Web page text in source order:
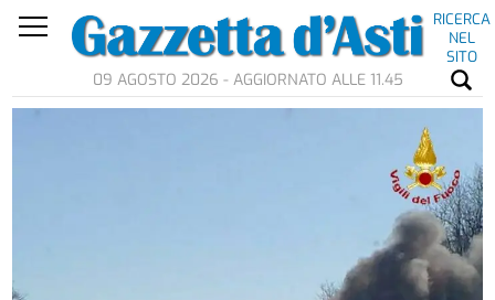
RICERCA
NEL
SITO
09 AGOSTO 2026 - AGGIORNATO ALLE 11.45